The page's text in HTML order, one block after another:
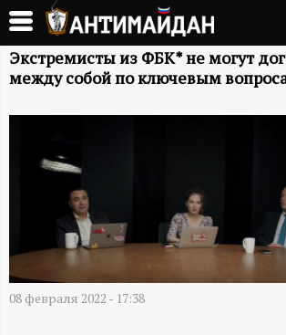
Перейти
основному
содержанию
А
А
Экстремисты из ФБК* не могут
между собой по ключевым
08 февраля 2022 - 17:38